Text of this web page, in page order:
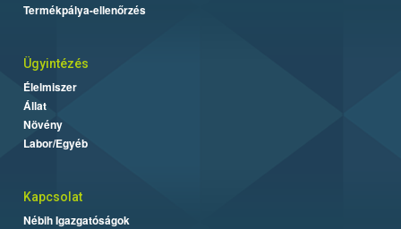
Termékpálya-ellenőrzés
Ügyintézés
Élelmiszer
Állat
Növény
Labor/Egyéb
Kapcsolat
Nébih Igazgatóságok